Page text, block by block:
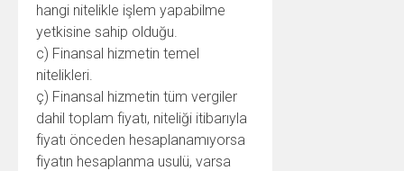
hangi nitelikle işlem yapabilme
yetkisine sahip olduğu.
c) Finansal hizmetin temel
nitelikleri.
ç) Finansal hizmetin tüm vergiler
dahil toplam fiyatı, niteliği itibarıyla
fiyatı önceden hesaplanamıyorsa
fiyatın hesaplanma usulü, varsa